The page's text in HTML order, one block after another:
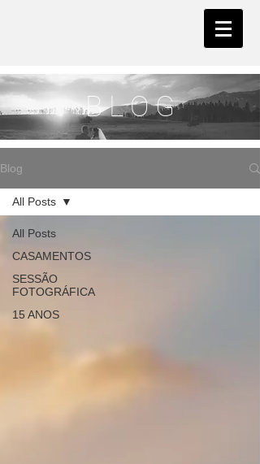
B L O G
Blog
All Posts
CASAMENTOS
SESSÃO
FOTOGRÁFICA
15 ANOS
All Posts